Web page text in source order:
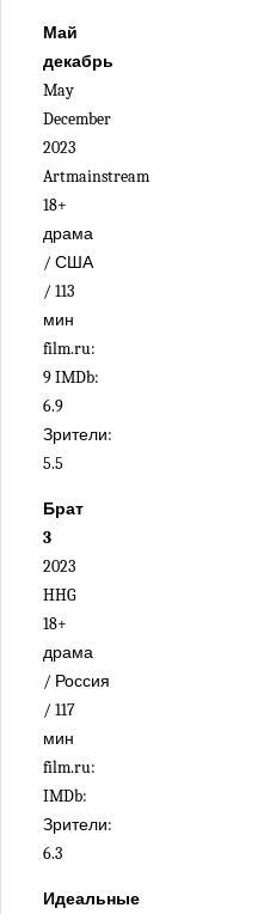
Май
декабрь
May
December
2023
Artmainstream
18+
драма
/ США
/ 113
мин
film.ru:
9 IMDb:
6.9
Зрители:
5.5
Брат
3
2023
HHG
18+
драма
/ Россия
/ 117
мин
film.ru:
IMDb:
Зрители:
6.3
Идеальные